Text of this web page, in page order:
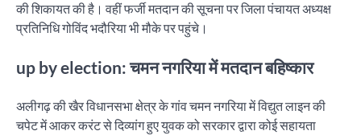
की शिकायत की है। वहीं फर्जी मतदान की सूचना पर जिला पंचायत अध्यक्ष
प्रतिनिधि गोविंद भदौरिया भी मौके पर पहुंचे।
up by election: चमन नगरिया में मतदान बहिष्कार
अलीगढ़ की खैर विधानसभा क्षेत्र के गांव चमन नगरिया में विद्युत लाइन की
चपेट में आकर करंट से दिव्यांग हुए युवक को सरकार द्वारा कोई सहायता